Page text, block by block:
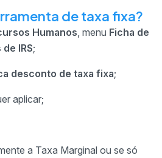
de taxa fixa?
Humanos, menu Ficha de
IRS;
desconto de taxa fixa;
aplicar;
a Taxa Marginal ou se só